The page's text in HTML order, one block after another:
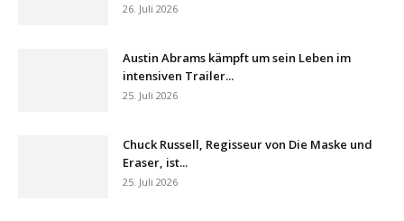
26. Juli 2026
Austin Abrams kämpft um sein Leben im
intensiven Trailer...
25. Juli 2026
Chuck Russell, Regisseur von Die Maske und
Eraser, ist...
25. Juli 2026